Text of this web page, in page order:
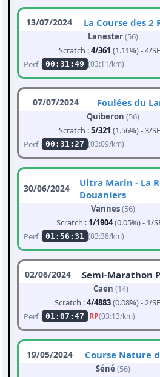
13/07/2024 La Course des 2
Lanester(56)
Scratch :4/361 (1.11%) - 4/
Perf : 00:31:49 (03:11/km)
07/07/2024 Foulées du
Quiberon (56)
Scratch :5/321 (1.56%) - 3/
Perf : 00:31:27 (03:09/km)
30/06/2024
Ultra Marin - La
Douaniers
Vannes(56)
Scratch : 1/1904(0.05%) - 1/
Perf : 01:56:31 (03:38/km)
02/06/2024 Semi-Marathon
Caen (14)
Scratch :4/4883(0.08%) - 2/
Perf : 01:07:47 RP(03:13/km)
19/05/2024 Course Nature
Séné (56)